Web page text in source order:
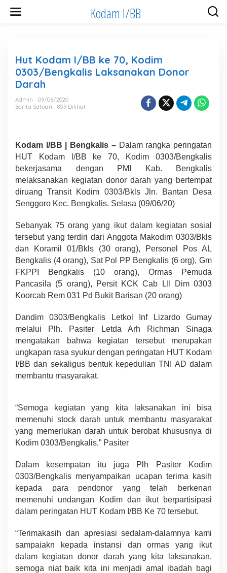
Kodam I/BB
Hut Kodam I/BB ke 70, Kodim
0303/Bengkalis Laksanakan Donor
Darah
Admin
09/06/2020
Berita Satuan
859 Dilihat
Kodam I/BB | Bengkalis –Dalam rangka peringatan
HUT Kodam l/BB ke 70, Kodim 0303/Bengkalis
bekerjasama dengan PMI Kab. Bengkalis
melaksanakan kegiatan donor darah yang bertempat
diruang Transit Kodim 0303/Bkls Jln. Bantan Desa
Senggoro Kec. Bengkalis. Selasa (09/06/20)
Sebanyak 75 orang yang ikut dalam kegiatan sosial
tersebut yang terdiri dari Anggota Makodim 0303/Bkls
dan Koramil 01/Bkls (30 orang), Personel Pos AL
Bengkalis (4 orang), Sat Pol PP Bengkalis (6 org), Gm
FKPPI Bengkalis (10 orang), Ormas Pemuda
Pancasila (5 orang), Persit KCK Cab LII Dim 0303
Koorcab Rem 031 Pd Bukit Barisan (20 orang)
Dandim 0303/Bengkalis Letkol Inf Lizardo Gumay
melalui Plh. Pasiter Letda Arh Richman Sinaga
mengatakan bahwa kegiatan tersebut merupakan
ungkapan rasa syukur dengan peringatan HUT Kodam
I/BB dan sekaligus bentuk kepedulian TNI AD dalam
membantu masyarakat.
“Semoga kegiatan yang kita laksanakan ini bisa
memenuhi stock darah untuk membantu masyarakat
yang memerlukan darah untuk berobat khususnya di
Kodim 0303/Bengkalis,” Pasiter
Dalam kesempatan itu juga Plh Pasiter Kodim
0303/Bengkalis menyampaikan ucapan terima kasih
kepada para pendonor yang telah berkenan
memenuhi undangan Kodim dan ikut berpartisipasi
dalam peringatan HUT Kodam I/BB Ke 70 tersebut.
“Terimakasih dan apresiasi sedalam-dalamnya kami
sampaiakn kepada instansi dan ormas yang ikut
dalam kegiatan donor darah yang kita laksanakan,
semoga niat baik kita ini menjadi amal ibadah bagi